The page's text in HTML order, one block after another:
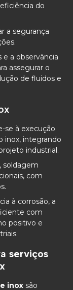
do
a segurança
a observância
assegurar o
de fluidos e
se à execução
inox, integrando
industrial.
soldagem
com
à corrosão, a
com
positivo e
serviços
inox são